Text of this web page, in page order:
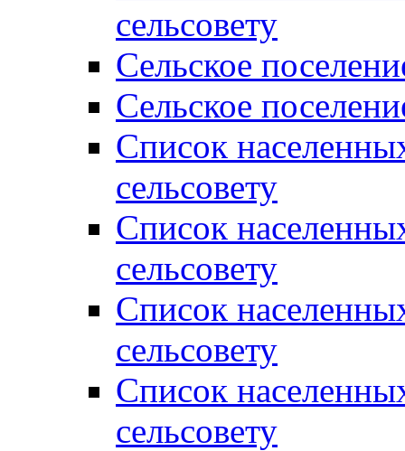
сельсовету
Сельское
Сельское
Список
сельсовету
Список
сельсовету
Список
сельсовету
Список
сельсовету